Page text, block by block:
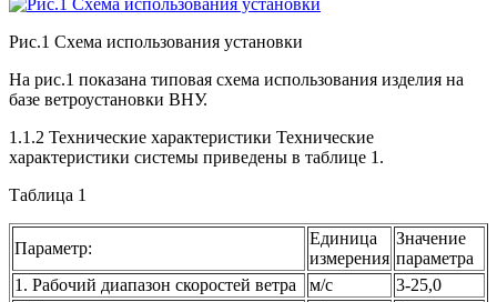
Рис.1 Схема использования установки
На рис.1 показана типовая схема использования изделия на
базе ветроустановки ВНУ.
1.1.2 Технические характеристики Технические
характеристики системы приведены в таблице 1.
Таблица 1
Параметр:
Единица
измерения
Значение
параметра
1. Рабочий диапазон скоростей ветра
м/с
3-25,0